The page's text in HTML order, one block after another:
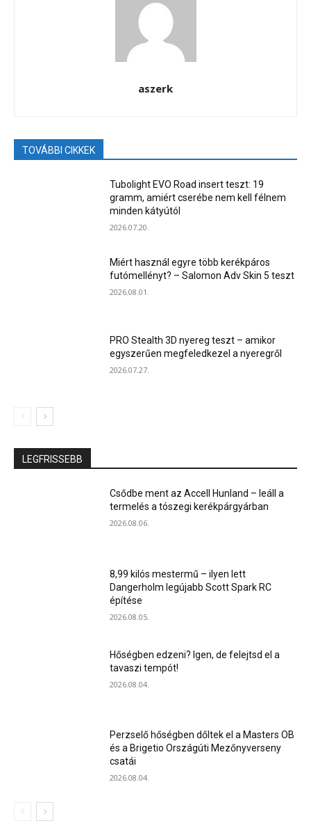
aszerk
TOVÁBBI CIKKEK
Tubolight EVO Road insert teszt: 19
gramm, amiért cserébe nem kell félnem
minden kátyútól
2026.07.20.
Miért használ egyre több kerékpáros
futómellényt? – Salomon Adv Skin 5 teszt
2026.08.01.
PRO Stealth 3D nyereg teszt – amikor
egyszerűen megfeledkezel a nyeregről
2026.07.27.
LEGFRISSEBB
Csődbe ment az Accell Hunland – leáll a
termelés a tószegi kerékpárgyárban
2026.08.06.
8,99 kilós mestermű – ilyen lett
Dangerholm legújabb Scott Spark RC
építése
2026.08.05.
Hőségben edzeni? Igen, de felejtsd el a
tavaszi tempót!
2026.08.04.
Perzselő hőségben dőltek el a Masters OB
és a Brigetio Országúti Mezőnyverseny
csatái
2026.08.04.